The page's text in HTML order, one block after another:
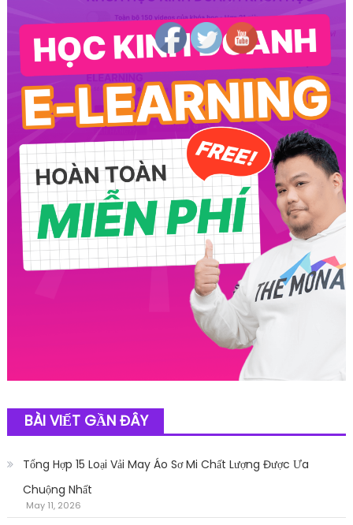
BÀI VIẾT GẦN ĐÂY
Tổng Hợp 15 Loại Vải May Áo Sơ Mi Chất Lượng Được Ưa
Chuộng Nhất
May 11, 2026